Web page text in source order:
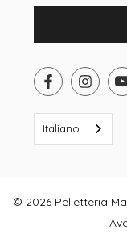
Italiano
© 2026 Pelletteria